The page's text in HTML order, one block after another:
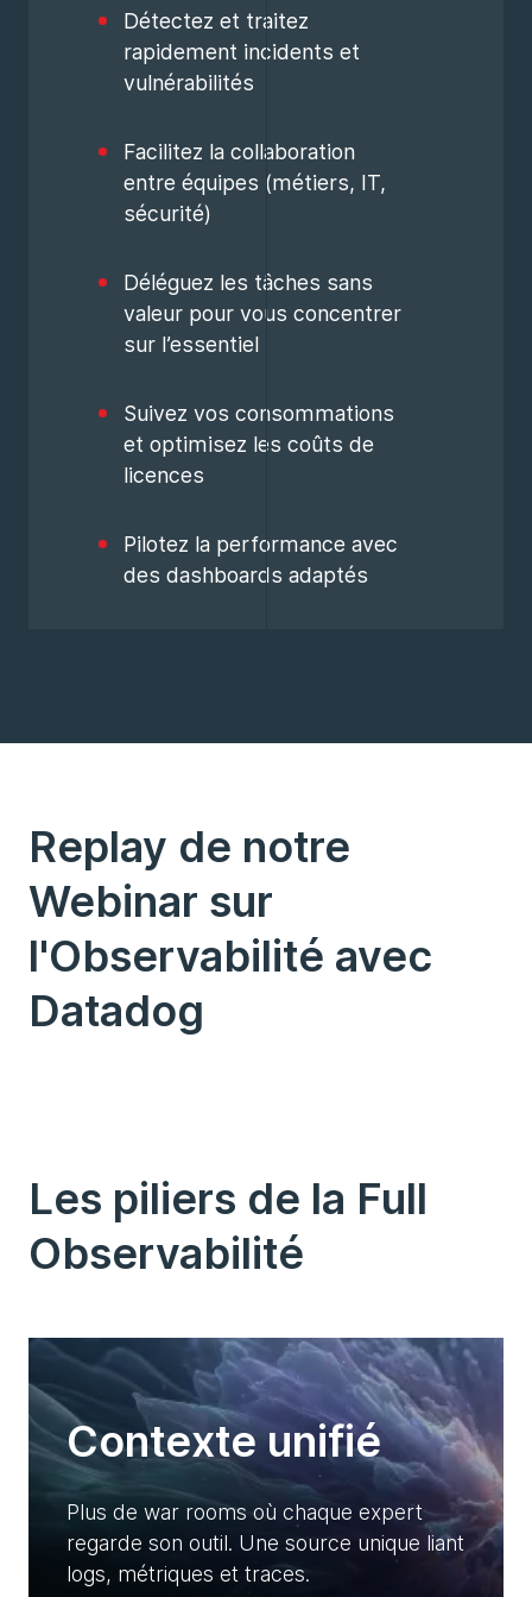
Détectez et traitez
rapidement incidents et
vulnérabilités
Facilitez la collaboration
entre équipes (métiers, IT,
sécurité)
Déléguez les tâches sans
valeur pour vous concentrer
sur l’essentiel
Suivez vos consommations
et optimisez les coûts de
licences
Pilotez la performance avec
des dashboards adaptés
Replay de notre
Webinar sur
l'Observabilité avec
Datadog
Les piliers de la Full
Observabilité
Contexte unifié
Plus de war rooms où chaque expert
regarde son outil. Une source unique liant
logs, métriques et traces.